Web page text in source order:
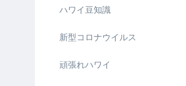
ハワイ豆知識
新型コロナウイルス
頑張れハワイ